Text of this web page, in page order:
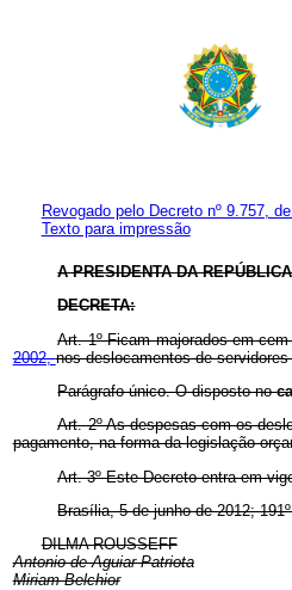
Revogado pelo Decreto nº 9.757,
Texto para impressão
A PRESIDENTA DA
DECRETA:
Art. 1º Ficam majorados em
2002,nos deslocamentos de
Parágrafo único. O disposto no
Art. 2º As despesas com os
pagamento, na forma da legislação
Art. 3º Este Decreto entra em
Brasília, 5 de junho de 2012;
DILMA ROUSSEFF
Antonio de Aguiar Patriota
Miriam Belchior